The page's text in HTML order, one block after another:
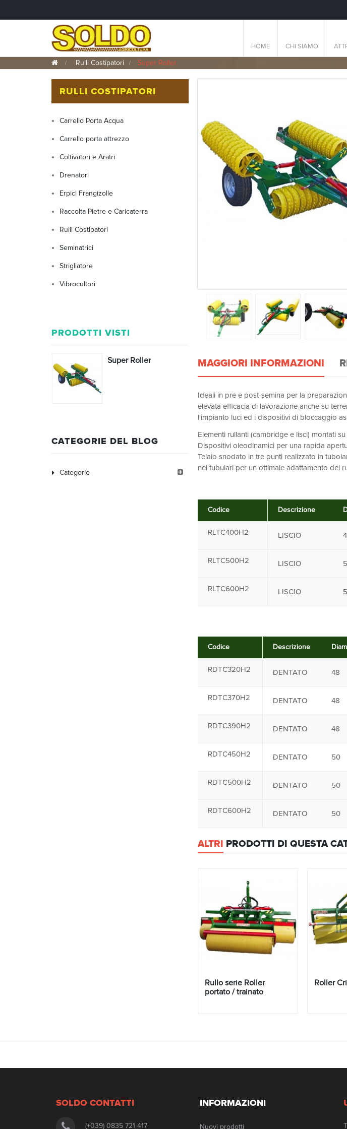
HOME CHI SIAMO
> Rulli Costipatori > Super Roller
RULLI COSTIPATORI
Carrello Porta Acqua
Carrello porta attrezzo
Coltivatori e Aratri
Drenatori
Erpici Frangizolle
Raccolta Pietre e Caricaterra
Rulli Costipatori
Seminatrici
Strigliatore
Vibrocultori
PRODOTTI VISTI
Super Roller
CATEGORIE DEL BLOG
Categorie
MAGGIORI INFORMAZIONI
Ideali in pre e post-semina per la
elevata efficacia di lavorazione anche su
l'impianto luci ed i dispositivi di bloccaggio
Elementi rullanti (cambridge e lisci) montati
Dispositivi oleodinamici per una rapida
Telaio snodato in tre punti realizzato in
nei tubulari per un ottimale adattamento del
Codice Descrizione
RLTC400H2 LISCIO
RLTC500H2 LISCIO
RLTC600H2 LISCIO
Codice Descrizione
RDTC320H2 DENTATO 48
RDTC370H2 DENTATO 48
RDTC390H2 DENTATO 48
RDTC450H2 DENTATO 50
RDTC500H2 DENTATO 50
RDTC600H2 DENTATO 50
ALTRI PRODOTTI DI QUESTA
Rullo serie Roller
portato / trainato
Roller
SOLDO CONTATTI
(+039) 0835 721 417
INFORMAZIONI
Nuovi prodotti